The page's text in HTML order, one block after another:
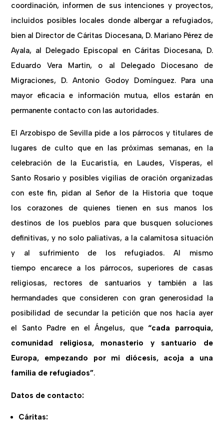
coordinación, informen de sus intenciones y proyectos,
incluidos posibles locales donde albergar a refugiados,
bien al Director de Cáritas Diocesana, D. Mariano Pérez de
Ayala, al Delegado Episcopal en Cáritas Diocesana, D.
Eduardo Vera Martin, o al Delegado Diocesano de
Migraciones, D. Antonio Godoy Domínguez. Para una
mayor eficacia e información mutua, ellos estarán en
permanente contacto con las autoridades.
El Arzobispo de Sevilla pide a los párrocos y titulares de
lugares de culto que en las próximas semanas, en la
celebración de la Eucaristía, en Laudes, Vísperas, el
Santo Rosario y posibles vigilias de oración organizadas
con este fin, pidan al Señor de la Historia que toque
los corazones de quienes tienen en sus manos los
destinos de los pueblos para que busquen soluciones
definitivas, y no solo paliativas, a la calamitosa situación
y al sufrimiento de los refugiados. Al mismo
tiempo encarece a los párrocos, superiores de casas
religiosas, rectores de santuarios y también a las
hermandades que consideren con gran generosidad la
posibilidad de secundar la petición que nos hacía ayer
el Santo Padre en el Ángelus, que“cada parroquia,
comunidad religiosa, monasterio y santuario de
Europa, empezando por mi diócesis, acoja a una
familia de refugiados”.
Datos de contacto:
Cáritas: